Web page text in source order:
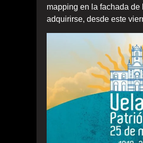
mapping en la fachada
adquirirse, desde este